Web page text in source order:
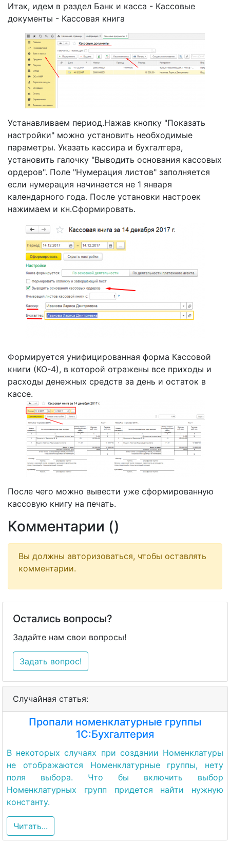
Итак, идем в раздел Банк и касса - Кассовые
документы - Кассовая книга
Устанавливаем период.Нажав кнопку "Показать
настройки" можно установить необходимые
параметры. Указать кассира и бухгалтера,
установить галочку "Выводить основания кассовых
ордеров". Поле "Нумерация листов" заполняется
если нумерация начинается не 1 января
календарного года. После установки настроек
нажимаем и кн.Сформировать.
Формируется унифицированная форма Кассовой
книги (КО-4), в которой отражены все приходы и
расходы денежных средств за день и остаток в
кассе.
После чего можно вывести уже сформированную
кассовую книгу на печать.
Комментарии ()
Вы должны авторизоваться, чтобы оставлять
комментарии.
Остались вопросы?
Задайте нам свои вопросы!
Задать вопрос!
Случайная статья:
Пропали номенклатурные группы
1С:Бухгалтерия
В некоторых случаях при создании Номенклатуры
не отображаются Номенклатурные группы, нету
поля выбора. Что бы включить выбор
Номенклатурных групп придется найти нужную
константу.
Читать...